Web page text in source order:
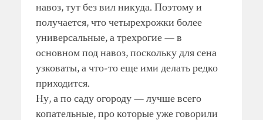
навоз, тут без вил никуда. Поэтому и
получается, что четырехрожки более
универсальные, а трехрогие — в
основном под навоз, поскольку для сена
узковаты, а что-то еще ими делать редко
приходится.
Ну, а по саду огороду — лучше всего
копательные, про которые уже говорили